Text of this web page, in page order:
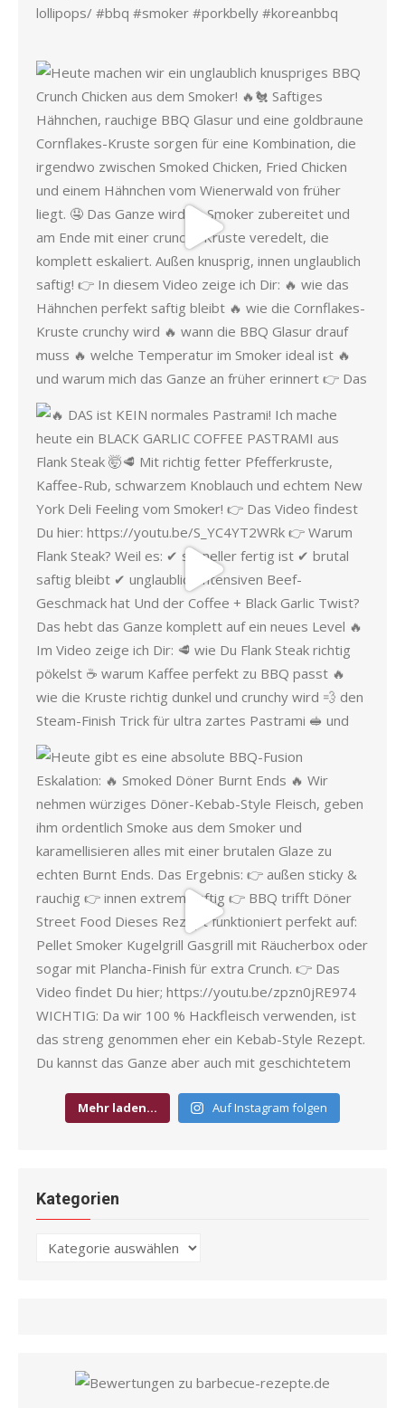
Mehr laden… Auf Instagram folgen
Kategorien
Kategorien